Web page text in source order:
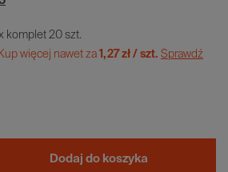
komplet 20 szt.
Kup więcej nawet za 1,27 zł / szt. Sprawdź
Dodaj do koszyka